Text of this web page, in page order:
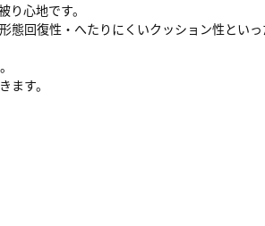
心地です。
回復性・へたりにくいクッション性とい
す。